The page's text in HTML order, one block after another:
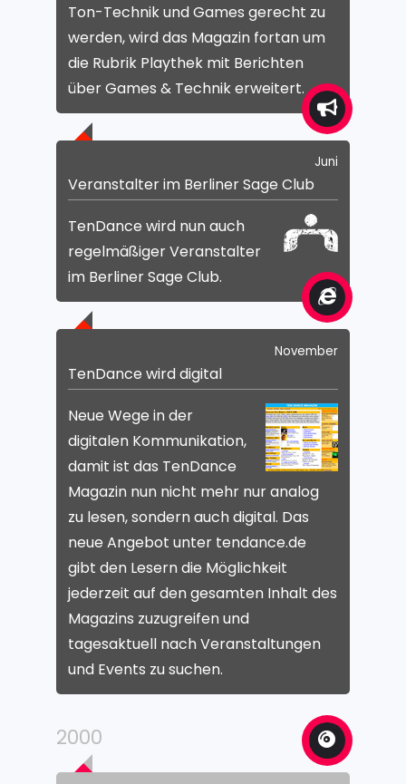
Ton-Technik und Games gerecht zu
werden, wird das Magazin fortan um
die Rubrik Playthek mit Berichten
über Games & Technik erweitert.
Juni
Veranstalter im Berliner Sage Club
TenDance wird nun auch
regelmäßiger Veranstalter
im Berliner Sage Club.
November
TenDance wird digital
Neue Wege in der
digitalen Kommunikation,
damit ist das TenDance
Magazin nun nicht mehr nur analog
zu lesen, sondern auch digital. Das
neue Angebot unter tendance.de
gibt den Lesern die Möglichkeit
jederzeit auf den gesamten Inhalt des
Magazins zuzugreifen und
tagesaktuell nach Veranstaltungen
und Events zu suchen.
2000